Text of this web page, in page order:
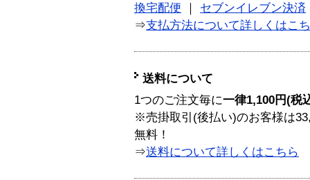
換宅配便
セブンイレブン決済
⇒支払方法について詳しくはこ
送料について
1つのご注文毎に一律1,100円(税
※売掛取引(後払い)のお客様は
無料！
⇒送料について詳しくはこちら